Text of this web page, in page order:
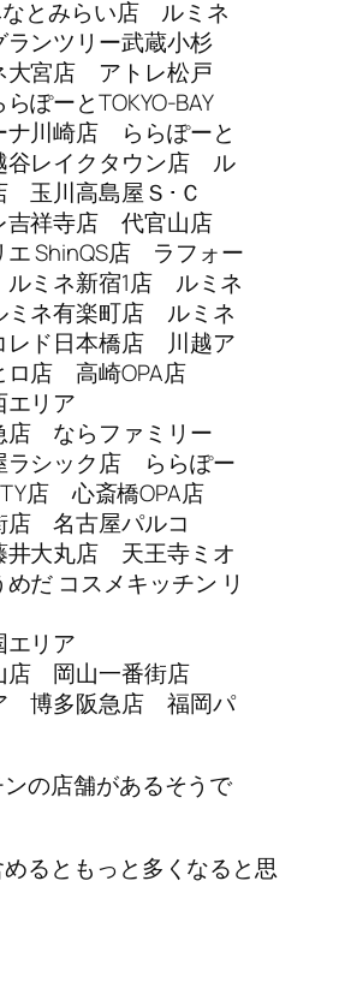
なとみらい店 ルミネ
ンツリー武蔵小杉
宮店 アトレ松戸
ぽーとTOKYO-BAY
川崎店 ららぽーと
レイクタウン店 ル
玉川高島屋Ｓ･Ｃ
祥寺店 代官山店
エ ShinQS店 ラフォー
ミネ新宿1店 ルミネ
ネ有楽町店 ルミネ
ド日本橋店 川越ア
ロ店 高崎OPA店
エリア
店 ならファミリー
シック店 ららぽー
店 心斎橋OPA店
店 名古屋パルコ
大丸店 天王寺ミオ
だ コスメキッチン リ
エリア
店 岡山一番街店
博多阪急店 福岡パ
の店舗があるそうで
るともっと多くなると思